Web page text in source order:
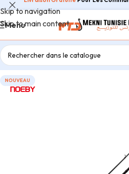
Skip to navigation
Skip to main content
Menu
NOUVEAU